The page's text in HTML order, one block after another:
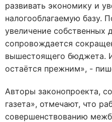
развивать экономику и
налогооблагаемую базу.
увеличение собственных
сопровождается
вышестоящего бюджета.
остаётся прежним», -
Авторы законопроекта,
газета», отмечают, что
совершенствованию